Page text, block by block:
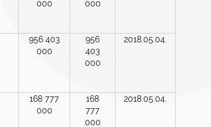
000
000
956 403
000
956
403
000
2018.05.04.
168 777
000
168
777
000
2018.05.04.